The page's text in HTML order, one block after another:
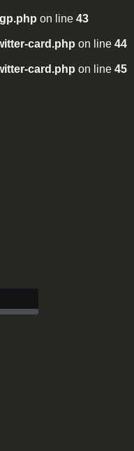
on line 43
card.php on line 44
card.php on line 45